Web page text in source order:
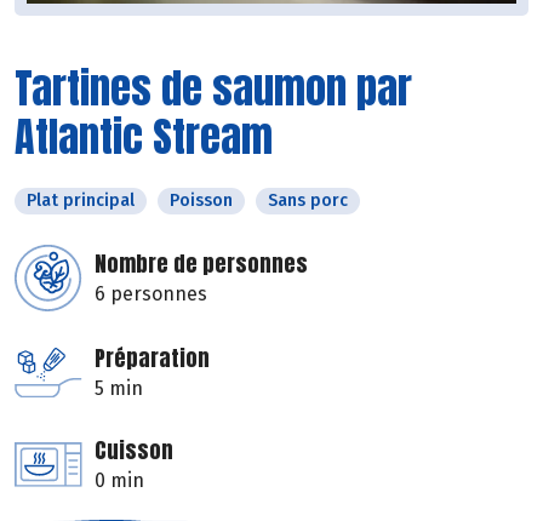
Tartines de saumon par
Atlantic Stream
Plat principal Poisson Sans porc
Nombre de personnes
6 personnes
Préparation
5 min
Cuisson
0 min